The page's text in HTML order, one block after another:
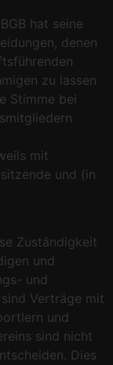
hat seine
denen
zu lassen
Stimme bei
mit
und (in
Zuständigkeit
und
und
Verträge mit
und
sind nicht
Dies